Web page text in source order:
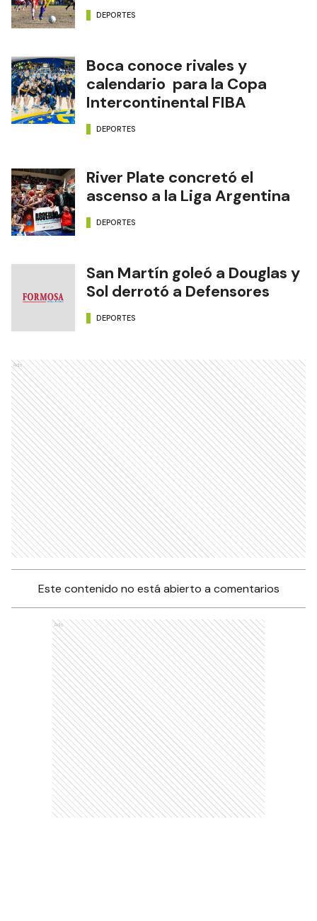
DEPORTES
Boca conoce rivales y
calendario para la Copa
Intercontinental FIBA
DEPORTES
River Plate concretó el
ascenso a la Liga Argentina
DEPORTES
San Martín goleó a Douglas y
Sol derrotó a Defensores
DEPORTES
Ads
Este contenido no está abierto a comentarios
Ads